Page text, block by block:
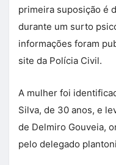
primeira suposição é
durante um surto
informações foram
site da Polícia Civil.
A mulher foi
Silva, de 30 anos, e
de Delmiro Gouveia,
pelo delegado